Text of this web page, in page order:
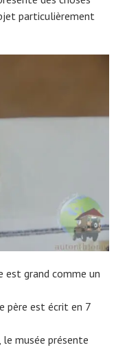
particulièrement
est grand comme un
père est écrit en 7
musée présente